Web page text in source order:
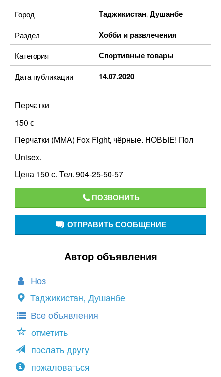
Город Таджикистан,Душанбе
Раздел Хобби и развлечения
Категория Спортивные товары
Дата публикации 14.07.2020
Перчатки
150 с
Перчатки (ММА) Fox Fight, чёрные. НОВЫЕ! Пол
Unisex.
Цена 150 с. Тел. 904-25-50-57
ПОЗВОНИТЬ
ОТПРАВИТЬ СООБЩЕНИЕ
Автор объявления
Ноз
Таджикистан, Душанбе
Все объявления
отметить
послать другу
пожаловаться